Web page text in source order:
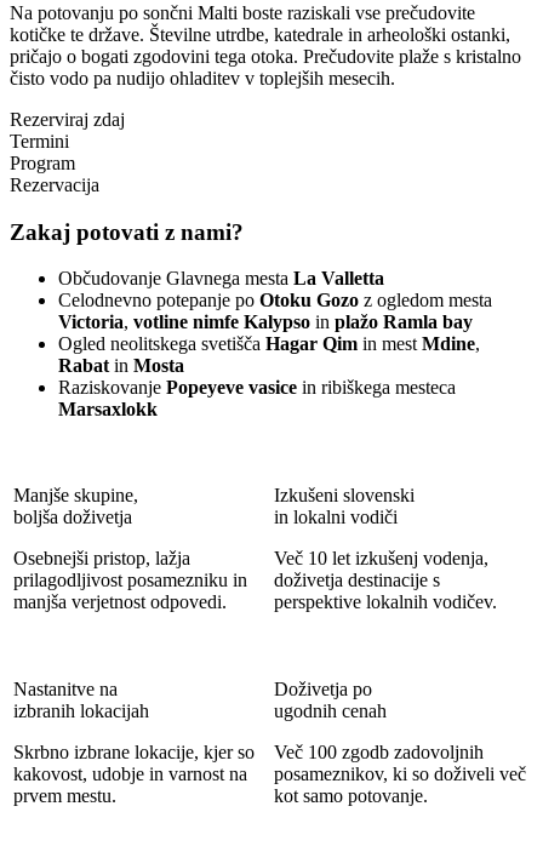
Na potovanju po sončni Malti boste raziskali vse prečudovite
kotičke te države. Številne utrdbe, katedrale in arheološki ostanki,
pričajo o bogati zgodovini tega otoka. Prečudovite plaže s kristalno
čisto vodo pa nudijo ohladitev v toplejših mesecih.
Rezerviraj zdaj
Termini
Program
Rezervacija
Zakaj potovati z nami?
Občudovanje Glavnega mesta La Valletta
Celodnevno potepanje po Otoku Gozo z ogledom mesta
Victoria, votline nimfe Kalypso in plažo Ramla bay
Ogled neolitskega svetišča Hagar Qim in mest Mdine,
Rabat in Mosta
Raziskovanje Popeyeve vasice in ribiškega mesteca
Marsaxlokk
Manjše skupine,
boljša doživetja
Osebnejši pristop, lažja
prilagodljivost posamezniku in
manjša verjetnost odpovedi.
Izkušeni slovenski
in lokalni vodiči
Več 10 let izkušenj vodenja,
doživetja destinacije s
perspektive lokalnih vodičev.
Nastanitve na
izbranih lokacijah
Skrbno izbrane lokacije, kjer so
kakovost, udobje in varnost na
prvem mestu.
Doživetja po
ugodnih cenah
Več 100 zgodb zadovoljnih
posameznikov, ki so doživeli več
kot samo potovanje.